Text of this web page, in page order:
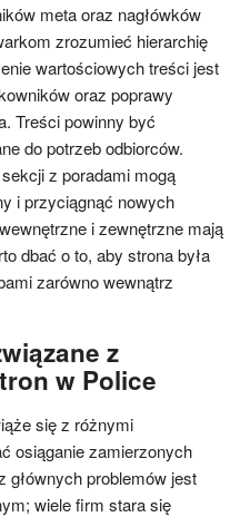
meta oraz nagłówków
zrozumieć hierarchię
wartościowych treści jest
oraz poprawy
Treści powinny być
do potrzeb odbiorców.
z poradami mogą
i przyciągnąć nowych
i zewnętrzne mają
dbać o to, aby strona była
zarówno wewnątrz
z
w Police
się z różnymi
osiąganie zamierzonych
problemów jest
wiele firm stara się